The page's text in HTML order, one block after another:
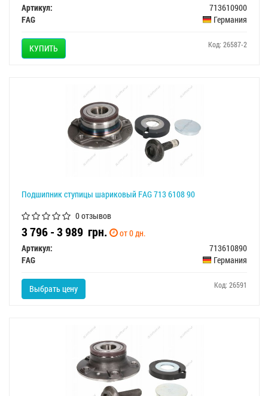
Артикул:
713610900
FAG
Германия
КУПИТЬ Код: 26587-2
Подшипник ступицы шариковый FAG 713 6108 90
0 отзывов
3 796 - 3 989 грн.
от 0 дн.
Артикул:
713610890
FAG
Германия
Выбрать цену Код: 26591